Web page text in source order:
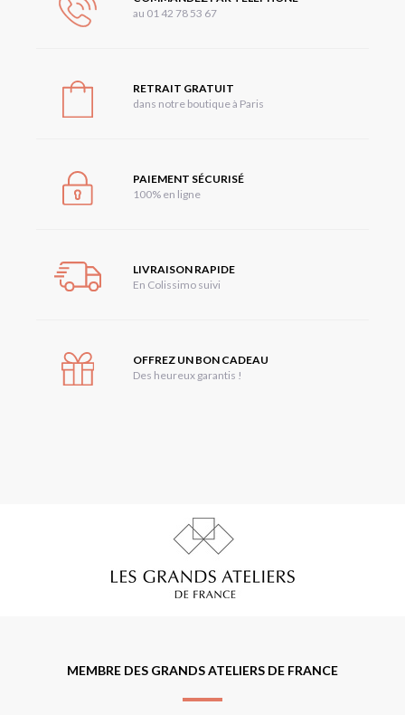
au 01 42 78 53 67
RETRAIT GRATUIT
dans notre boutique à Paris
PAIEMENT SÉCURISÉ
100% en ligne
LIVRAISON RAPIDE
En Colissimo suivi
OFFREZ UN BON CADEAU
Des heureux garantis !
MEMBRE DES GRANDS ATELIERS DE FRANCE